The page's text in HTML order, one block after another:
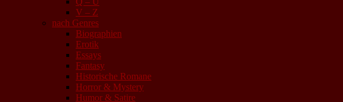
V – Z
nach Genres
Biographien
Erotik
Essays
Fantasy
Historische Romane
Horror & Mystery
Humor & Satire